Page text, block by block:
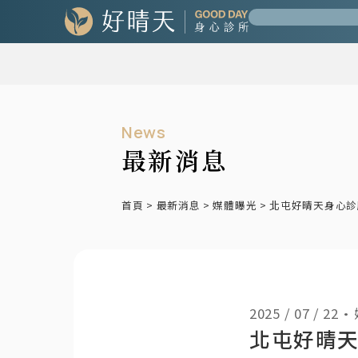
News
最新消息
首頁 > 最新消息 >媒體曝光 >北屯好晴天身心
2025 / 07 / 22 •
北屯好晴